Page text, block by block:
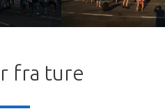
fra ture